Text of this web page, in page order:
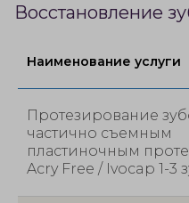
Восстановление
Наименование услуги
Протезирование
частично съемным
пластиночным
Acry Free / Ivocap 1-3